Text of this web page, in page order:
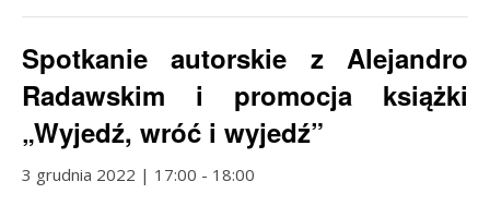
Spotkanie autorskie z Alejandro
Radawskim i promocja książki
„Wyjedź, wróć i wyjedź”
3 grudnia 2022 | 17:00 - 18:00